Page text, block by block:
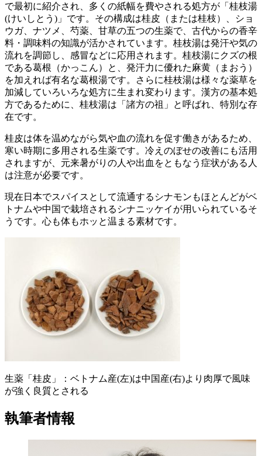
で最初に紹介され、多くの紙幅を費やされる処方が「桂枝湯
(けいしとう)」です。その構成は桂皮（または桂枝）、ショ
ウガ、ナツメ、芍薬、甘草の五つの生薬で、古代からの香辛
料・調味料の知識が活かされています。桂枝湯は発汗や気の
流れを調節し、感冒などに応用されます。桂枝湯にクズの根
である葛根（かっこん）と、発汗力に優れた麻黄（まおう）
を加えれば有名な葛根湯です。さらに桂枝湯は様々な薬草を
加減していろいろな処方に生まれ変わります。漢方の基本処
方であるために、桂枝湯は「諸方の祖」と呼ばれ、特別な存
在です。
桂皮は体を温めながら気や血の流れを促す働きがあるため、
寒い時期に多用される生薬です。冷えのぼせの改善にも活用
されますが、元来暑がりの人や出血をともなう症状がある人
は注意が必要です。
現在日本でスパイスとして流通するシナモンもほとんどがベ
トナムや中国で栽培されるシナニッケイが用いられているそ
うです。心も体もホッと温まる素材です。
生薬「桂皮」：ベトナム産(左)は中国産(右)より肉厚で風味
が強く良質とされる
執筆者情報